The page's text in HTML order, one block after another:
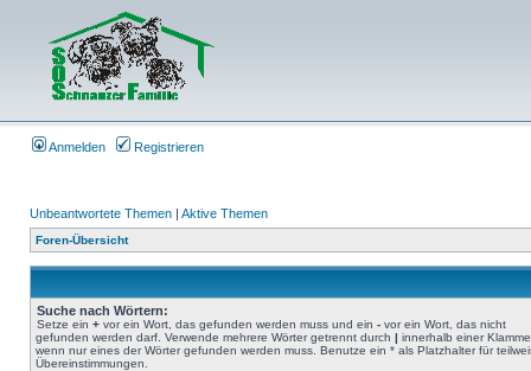
Anmelden Registrieren
Unbeantwortete Themen | Aktive Themen
Foren-Übersicht
Suche nach Wörtern:
Setze ein + vor ein Wort, das gefunden werden muss und ein - vor ein Wort, das nicht
gefunden werden darf. Verwende mehrere Wörter getrennt durch | innerhalb einer
wenn nur eines der Wörter gefunden werden muss. Benutze ein * als Platzhalter für
Übereinstimmungen.